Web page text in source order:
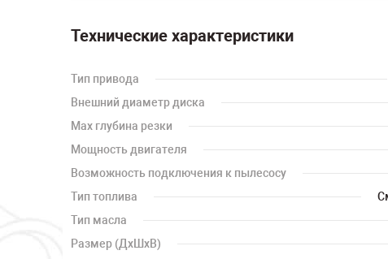
Технические характеристики
Тип привода
Внешний диаметр диска
Max глубина резки
Мощность двигателя
Возможность подключения к пылесосу
Тип топлива
Тип масла
Размер (ДхШхВ)